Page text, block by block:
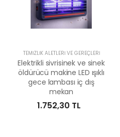
TEMIZLIK ALETLERI VE GEREÇLERI
Elektrikli sivrisinek ve sinek
öldürücü makine LED ışıklı
gece lambası iç dış
mekan
1.752,30 TL